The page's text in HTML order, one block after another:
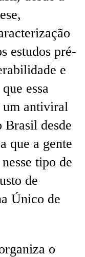
estudos pré-
e
essa
um antiviral
Brasil desde
que a gente
tipo de
de
Único de
o